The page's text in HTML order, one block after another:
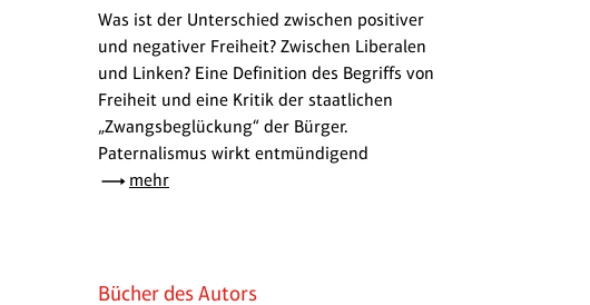
Was ist der Unterschied zwischen positiver
und negativer Freiheit? Zwischen Liberalen
und Linken? Eine Definition des Begriffs von
Freiheit und eine Kritik der staatlichen
„Zwangsbeglückung“ der Bürger.
Paternalismus wirkt entmündigend
mehr
Bücher des Autors